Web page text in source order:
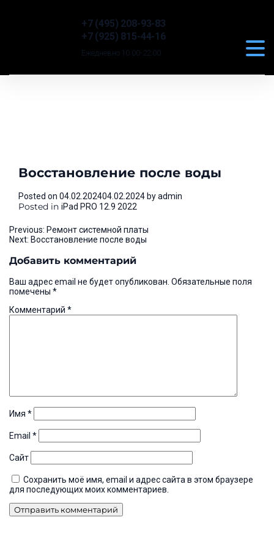
+7 (495) 208-93-83
+7 (925) 815-44-16
Ежедневно 10:00-22:00
Восстановление после воды
Posted on 04.02.202404.02.2024 byadmin
Posted in iPad PRO 12.9 2022
Навигация
по
записям
Previous: Ремонт системной платы
Next: Восстановление после воды
Добавить комментарий
Ваш адрес email не будет опубликован. Обязательные поля
помечены *
Комментарий *
Имя *
Email *
Сайт
Сохранить моё имя, email и адрес сайта в этом браузере
для последующих моих комментариев.